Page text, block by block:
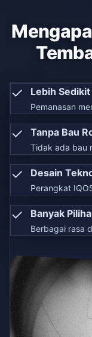
✓ Lebih
Pemanasan
✓ Tanpa Bau
Tidak ada bau
✓ Desain
Perangkat
✓ Banyak
Berbagai rasa